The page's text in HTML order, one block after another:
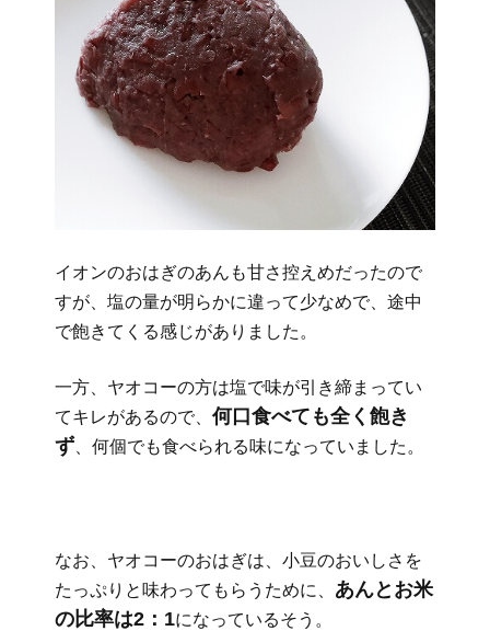
イオンのおはぎのあんも甘さ控えめだったので
すが、塩の量が明らかに違って少なめで、途中
で飽きてくる感じがありました。
一方、ヤオコーの方は塩で味が引き締まってい
てキレがあるので、 何口食べても全く飽き
ず 、何個でも食べられる味になっていました。
なお、ヤオコーのおはぎは、小豆のおいしさを
たっぷりと味わってもらうために、 あんとお米
の比率は2：1になっているそう。